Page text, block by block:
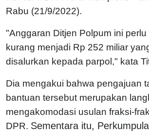
Rabu (21/9/2022).
"Anggaran Ditjen Polpum ini
kurang menjadi Rp 252 miliar
disalurkan kepada parpol," kata
Dia mengakui bahwa pengajuan
bantuan tersebut merupakan
mengakomodasi usulan fraksi-
DPR. Sementara itu,